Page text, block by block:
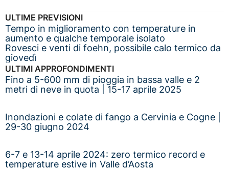
ULTIME PREVISIONI
Tempo in miglioramento con temperature in
aumento e qualche temporale isolato
Rovesci e venti di foehn, possibile calo termico da
giovedì
ULTIMI APPROFONDIMENTI
Fino a 5-600 mm di pioggia in bassa valle e 2
metri di neve in quota | 15-17 aprile 2025
Inondazioni e colate di fango a Cervinia e Cogne |
29-30 giugno 2024
6-7 e 13-14 aprile 2024: zero termico record e
temperature estive in Valle d’Aosta